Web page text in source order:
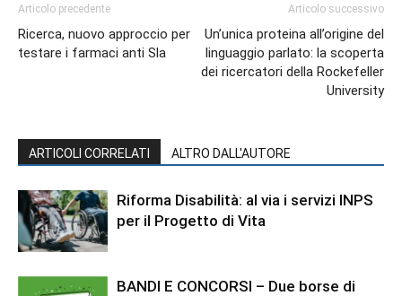
Articolo precedente
Ricerca, nuovo approccio per
testare i farmaci anti Sla
Articolo successivo
Un’unica proteina all’origine del
linguaggio parlato: la scoperta
dei ricercatori della Rockefeller
University
ARTICOLI CORRELATI ALTRO DALL'AUTORE
Riforma Disabilità: al via i servizi INPS
per il Progetto di Vita
BANDI E CONCORSI – Due borse di